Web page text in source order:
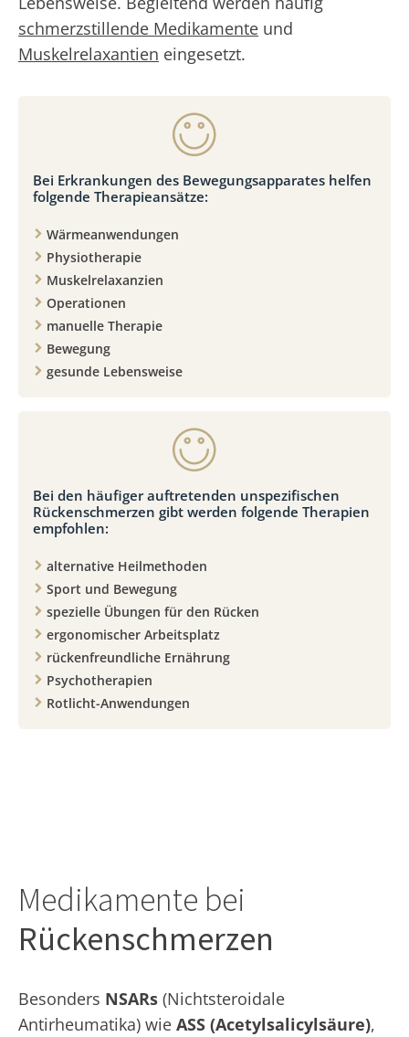
schmerzstillende Medikamente und
Muskelrelaxantien eingesetzt.
Bei Erkrankungen des Bewegungsapparates helfen
folgende Therapieansätze:
Wärmeanwendungen
Physiotherapie
Muskelrelaxanzien
Operationen
manuelle Therapie
Bewegung
gesunde Lebensweise
Bei den häufiger auftretenden unspezifischen
Rückenschmerzen gibt werden folgende Therapien
empfohlen:
alternative Heilmethoden
Sport und Bewegung
spezielle Übungen für den Rücken
ergonomischer Arbeitsplatz
rückenfreundliche Ernährung
Psychotherapien
Rotlicht-Anwendungen
Medikamente bei
Rückenschmerzen
Besonders NSARs (Nichtsteroidale
Antirheumatika) wie ASS (Acetylsalicylsäure),